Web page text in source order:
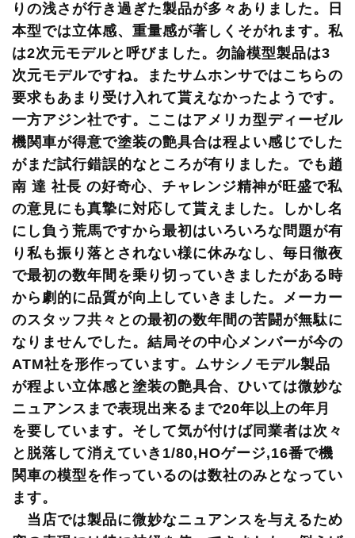
りの浅さが行き過ぎた製品が多々ありました。日
本型では立体感、重量感が著しくそがれます。私
は2次元モデルと呼びました。勿論模型製品は3
次元モデルですね。またサムホンサではこちらの
要求もあまり受け入れて貰えなかったようです。
一方アジン社です。ここはアメリカ型ディーゼル
機関車が得意で塗装の艶具合は程よい感じでした
がまだ試行錯誤的なところが有りました。でも趙
南 達 社長 の好奇心、チャレンジ精神が旺盛で私
の意見にも真摯に対応して貰えました。しかし名
にし負う荒馬ですから最初はいろいろな問題が有
り私も振り落とされない様に休みなし、毎日徹夜
で最初の数年間を乗り切っていきましたがある時
から劇的に品質が向上していきました。メーカー
のスタッフ共々との最初の数年間の苦闘が無駄に
なりませんでした。結局その中心メンバーが今の
ATM社を形作っています。ムサシノモデル製品
が程よい立体感と塗装の艶具合、ひいては微妙な
ニュアンスまで表現出来るまで20年以上の年月
を要しています。そして気が付けば同業者は次々
と脱落して消えていき1/80,HOゲージ,16番で機
関車の模型を作っているのは数社のみとなってい
ます。
当店では製品に微妙なニュアンスを与えるため